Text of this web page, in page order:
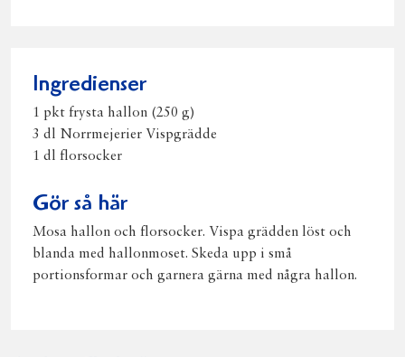
Ingredienser
1 pkt frysta hallon (250 g)
3 dl Norrmejerier Vispgrädde
1 dl florsocker
Gör så här
Mosa hallon och florsocker. Vispa grädden löst och
blanda med hallonmoset. Skeda upp i små
portionsformar och garnera gärna med några hallon.